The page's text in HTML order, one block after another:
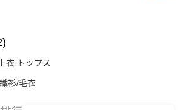
上衣 トップス
衫/毛衣